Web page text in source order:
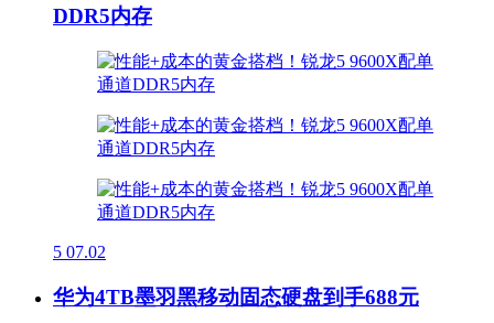
DDR5内存
5 07.02
华为4TB墨羽黑移动固态硬盘到手688元